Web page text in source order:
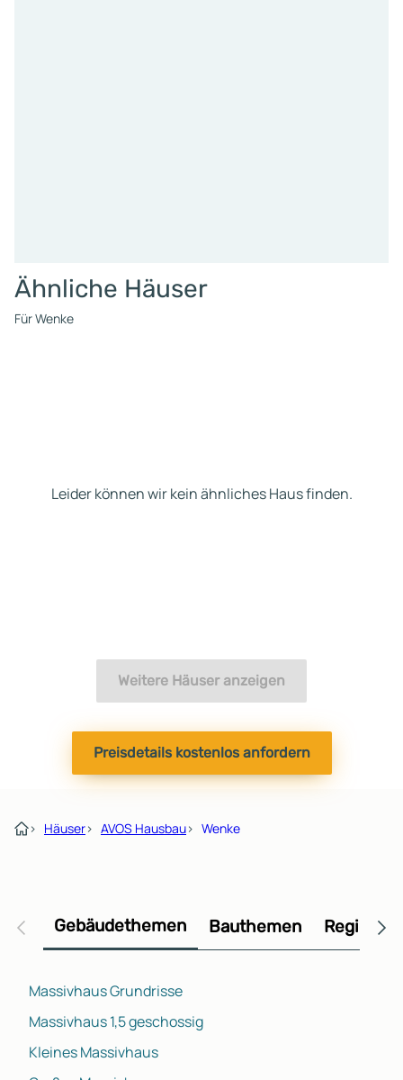
Ähnliche Häuser
Für Wenke
Leider können wir kein ähnliches Haus finden.
Weitere Häuser anzeigen
Preisdetails kostenlos anfordern
› Häuser› AVOS Hausbau› Wenke
Gebäudethemen Bauthemen
Massivhaus Grundrisse
Massivhaus 1,5 geschossig
Kleines Massivhaus